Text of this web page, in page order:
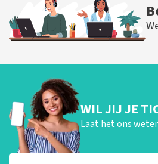
WIL JIJ JE
Laat het ons